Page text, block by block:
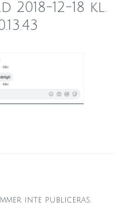
2018-12-18 kl.
inte publiceras.